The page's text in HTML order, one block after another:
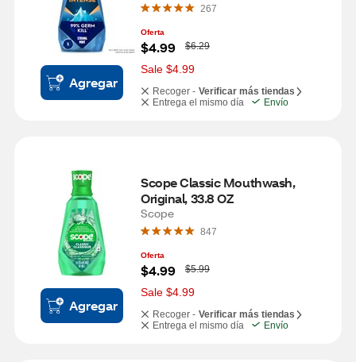
Agregar
267
Oferta
$4.99
W
a
s
$6.29
Sale $4.99
Recoger - Verificar más tiendas
Entrega el mismo día
Envío
Agregar
Scope Classic Mouthwash,
Original, 33.8 OZ
Scope
847
Oferta
$4.99
W
a
s
$5.99
Sale $4.99
Recoger - Verificar más tiendas
Entrega el mismo día
Envío